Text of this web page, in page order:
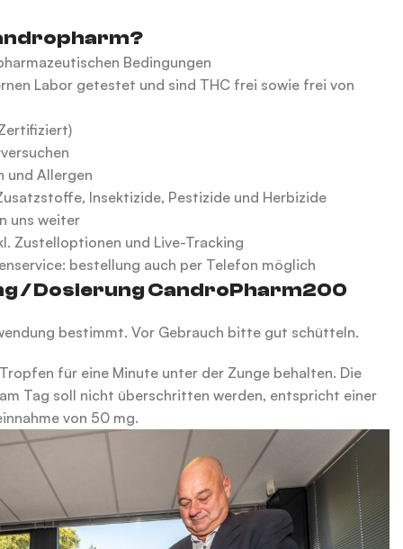
Bedingungen
Labor getestet und sind THC frei sowie frei von
und Allergen
Insektizide, Pestizide und Herbizide
uns weiter
Zustelloptionen und Live-Tracking
bestellung auch per Telefon möglich
/ Dosierung CandroPharm200
bestimmt. Vor Gebrauch bitte gut schütteln.
für eine Minute unter der Zunge behalten. Die
Tag soll nicht überschritten werden, entspricht einer
von 50 mg.